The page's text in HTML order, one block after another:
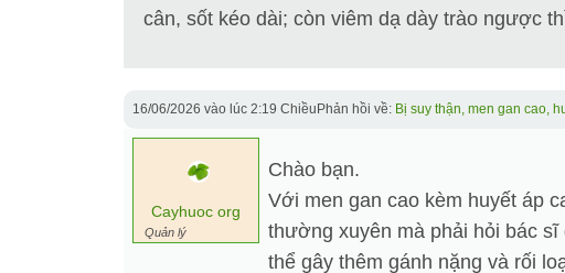
cân, sốt kéo dài; còn viêm dạ dày trào ngược
16/06/2026 vào lúc 2:19 Chiều Phản hồi về: Bị suy thận, men gan cao,
Cayhuoc org
Quản lý
Chào bạn.
Với men gan cao kèm huyết áp
thường xuyên mà phải hỏi bác
thể gây thêm gánh nặng và rối